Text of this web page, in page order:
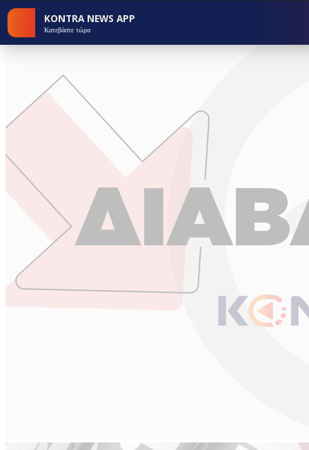
KONTRA NEWS APP
Κατεβάστε τώρα